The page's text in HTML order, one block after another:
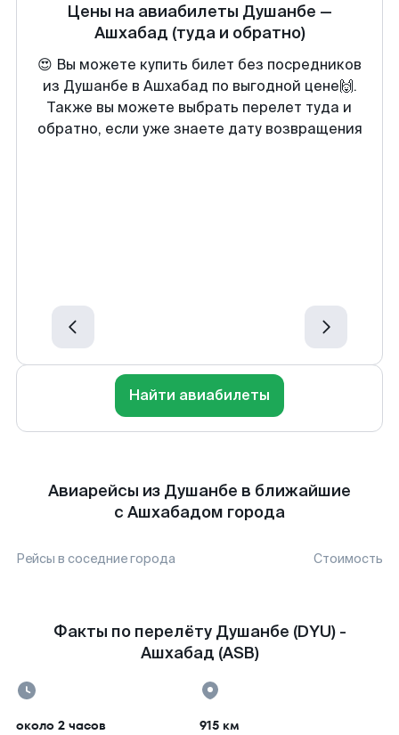
Цены на авиабилеты Душанбе —
Ашхабад (туда и обратно)
😍 Вы можете купить билет без посредников
из Душанбе в Ашхабад по выгодной цене🙌.
Также вы можете выбрать перелет туда и
обратно, если уже знаете дату возвращения
Найти авиабилеты
Авиарейсы из Душанбе в ближайшие
с Ашхабадом города
Рейсы в соседние города Стоимость
Факты по перелёту Душанбе (DYU) -
Ашхабад (ASB)
около 2 часов 915 км